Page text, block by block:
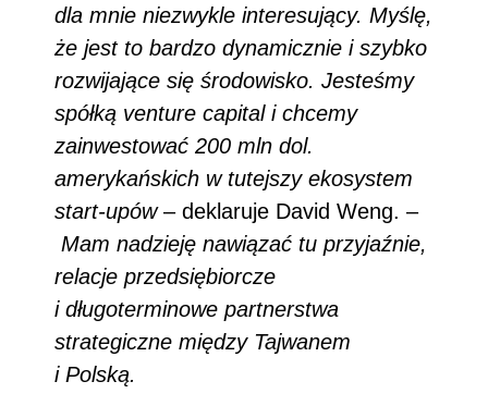
dla mnie niezwykle interesujący. Myślę,
że jest to bardzo dynamicznie i szybko
rozwijające się środowisko. Jesteśmy
spółką venture capital i chcemy
zainwestować 200 mln dol.
amerykańskich w tutejszy ekosystem
start-upów– deklaruje David Weng. –
Mam nadzieję nawiązać tu przyjaźnie,
relacje przedsiębiorcze
i długoterminowe partnerstwa
strategiczne między Tajwanem
i Polską.